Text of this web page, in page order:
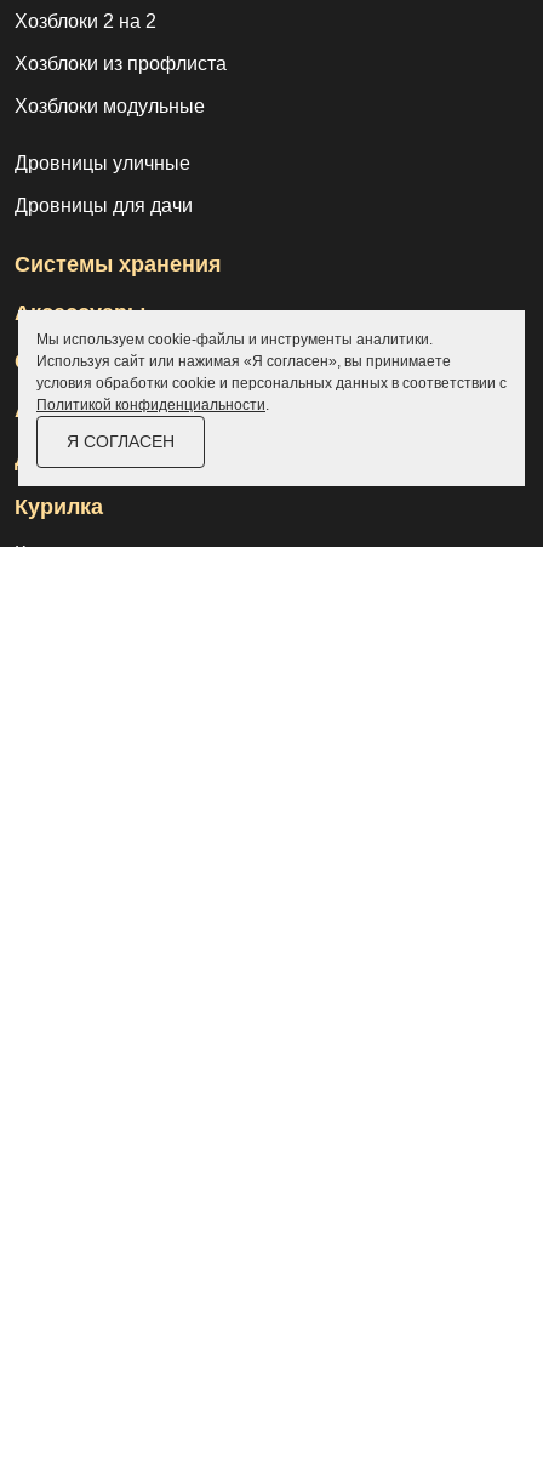
Хозблоки 2 на 2
Хозблоки из профлиста
Хозблоки модульные
Дровницы уличные
Дровницы для дачи
Системы хранения
Аксессуары
Склады
Ангары
Дровницы
Курилка
Контакты
Мы используем cookie-файлы и инструменты аналитики.
Используя сайт или нажимая «Я согласен», вы принимаете
условия обработки cookie и персональных данных в соответствии с
Политикой конфиденциальности.
Я СОГЛАСЕН